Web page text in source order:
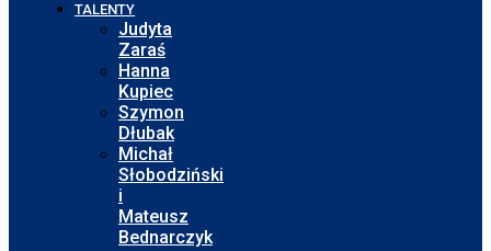
TALENTY
Judyta
Zaraś
Hanna
Kupiec
Szymon
Dłubak
Michał
Słobodziński
i
Mateusz
Bednarczyk